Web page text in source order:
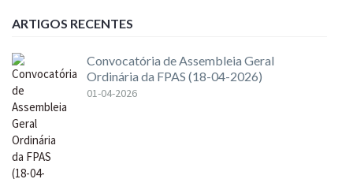
ARTIGOS RECENTES
Convocatória de Assembleia Geral
Ordinária da FPAS (18-04-2026)
01-04-2026